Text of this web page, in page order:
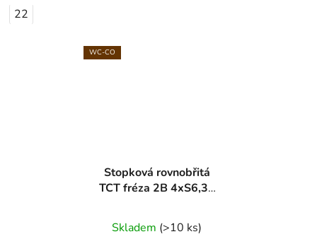
22
WC-CO
Stopková rovnobřitá
TCT fréza 2B 4xS6,35
Skladem (>10 ks)